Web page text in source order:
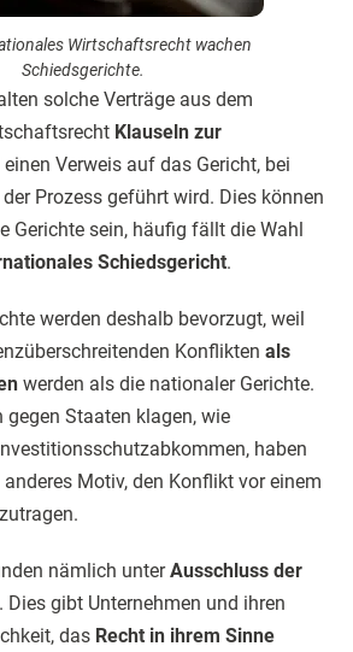
Wirtschaftsrecht wachen
Schiedsgerichte.
solche Verträge aus dem
Klauseln zur
einen Verweis auf das Gericht, bei
Prozess geführt wird. Dies können
Gerichte sein, häufig fällt die Wahl
Schiedsgericht.
werden deshalb bevorzugt, weil
Konflikten als
werden als die nationaler Gerichte.
gegen Staaten klagen, wie
haben
Motiv, den Konflikt vor einem
nämlich unterAusschluss der
Dies gibt Unternehmen und ihren
das Recht in ihrem Sinne